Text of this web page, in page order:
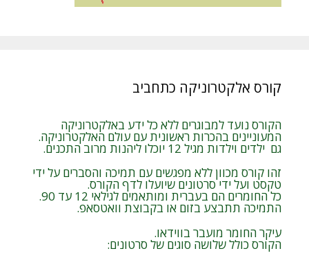
קורס אלקטרוניקה כתחביב
הקורס נועד למבוגרים ללא כל ידע באלקטרוניקה
המעוניינים בהכרות ראשונית עם עולם האלקטרוניקה.
גם ילדים וילדות מגיל 12 יוכלו ליהנות מרוב התכנים.
זהו קורס מכוון ללא מפגשים עם תמיכה והסברים על ידי
טקסט ועל ידי סרטונים שיועלו לדף הקורס.
כל החומרים הם בעברית ומותאמים לגילאי 12 עד 90.
התמיכה תתבצע בזום או בקבוצת וואטסאפ.
עיקר החומר מועבר בווידאו.
הקורס כולל שלושה סוגים של סרטונים: